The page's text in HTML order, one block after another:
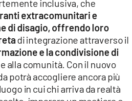
inclusiva, che
extracomunitari e
di disagio, offrendo loro
di integrazione attraverso il
e la condivisione di
alla comunità. Con il nuovo
potrà accogliere ancora più
in cui chi arriva da realtà